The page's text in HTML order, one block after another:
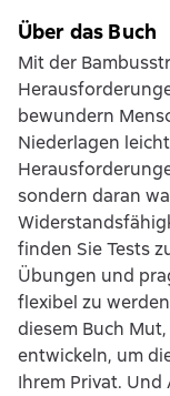
Über das Buch
Mit der
bewundern
Niederlagen
sondern daran
finden Sie Tests
Übungen und
flexibel zu
diesem Buch
entwickeln, um
Ihrem Privat.